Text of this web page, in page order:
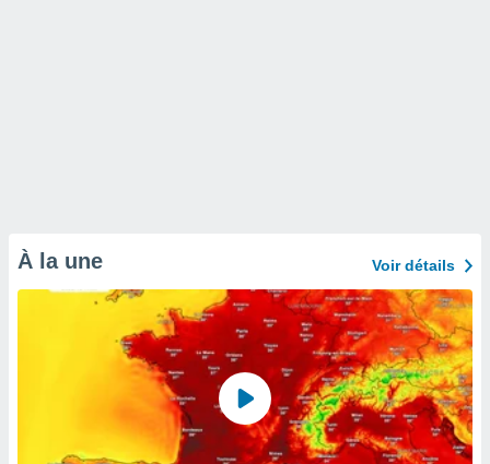
À la une Voir détails